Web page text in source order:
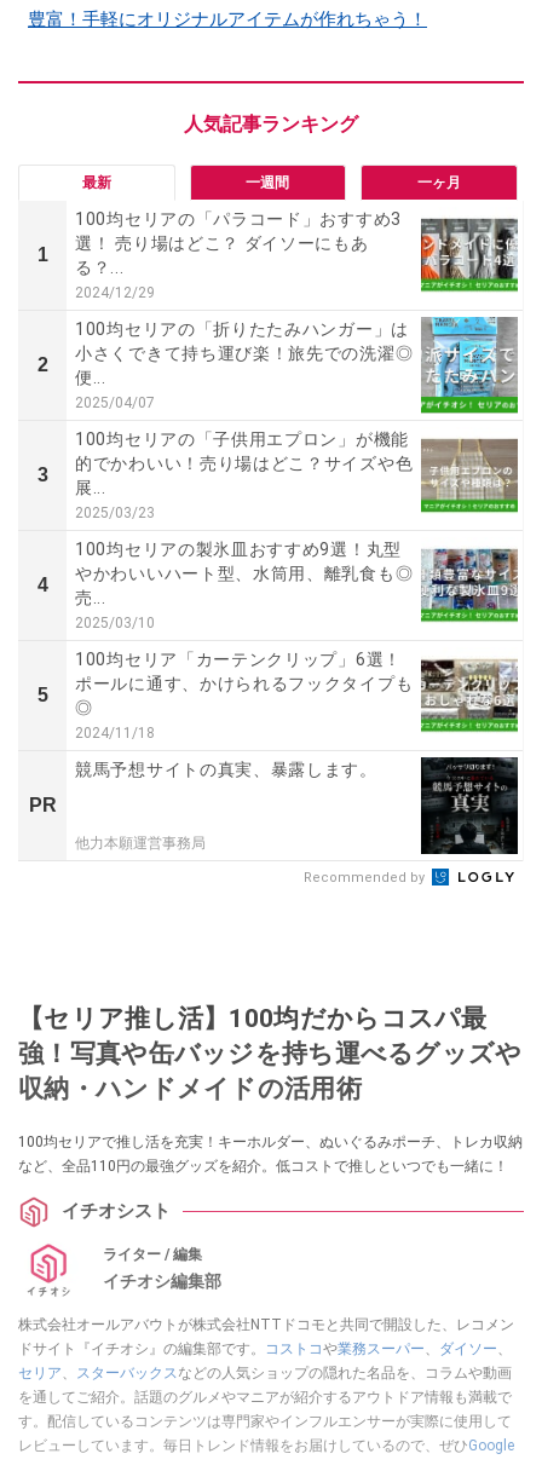
豊富！手軽にオリジナルアイテムが作れちゃう！
最新 一週間 一ヶ月
1
100均セリアの「パラコード」おすすめ3
選！ 売り場はどこ？ ダイソーにもあ
る？...
2024/12/29
2
100均セリアの「折りたたみハンガー」は
小さくできて持ち運び楽！旅先での洗濯◎
便...
2025/04/07
3
100均セリアの「子供用エプロン」が機能
的でかわいい！売り場はどこ？サイズや色
展...
2025/03/23
4
100均セリアの製氷皿おすすめ9選！丸型
やかわいいハート型、水筒用、離乳食も◎
売...
2025/03/10
5
100均セリア「カーテンクリップ」6選！
ポールに通す、かけられるフックタイプも
◎
2024/11/18
PR
競馬予想サイトの真実、暴露します。
他力本願運営事務局
Recommended by
【セリア推し活】100均だからコスパ最
強！写真や缶バッジを持ち運べるグッズや
収納・ハンドメイドの活用術
100均セリアで推し活を充実！キーホルダー、ぬいぐるみポーチ、トレカ収納
など、全品110円の最強グッズを紹介。低コストで推しといつでも一緒に！
イチオシスト
ライター / 編集
イチオシ編集部
株式会社オールアバウトが株式会社NTTドコモと共同で開設した、レコメン
ドサイト『イチオシ』の編集部です。
コストコや業務スーパー、 ダイソー、
セリア、 スターバックスなどの人気ショップの隠れた名品を、コラムや動画
を通してご紹介。話題のグルメやマニアが紹介するアウトドア情報も満載で
す。配信しているコンテンツは専門家やインフルエンサーが実際に使用して
レビューしています。毎日トレンド情報をお届けしているので、ぜひGoogle